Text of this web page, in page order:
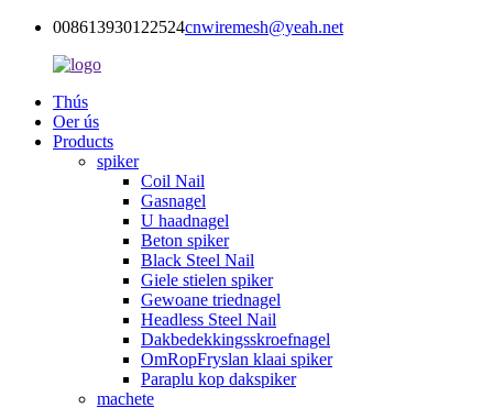
008613930122524cnwiremesh@yeah.net
Thús
Oer ús
Products
spiker
Coil Nail
Gasnagel
U haadnagel
Beton spiker
Black Steel Nail
Giele stielen spiker
Gewoane triednagel
Headless Steel Nail
Dakbedekkingsskroefnagel
OmRopFryslan klaai spiker
Paraplu kop dakspiker
machete